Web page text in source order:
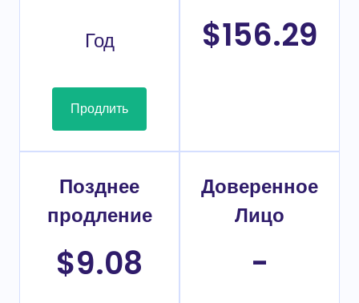
Год
Продлить
$156.29
Позднее
продление
$9.08
Доверенное
Лицо
-